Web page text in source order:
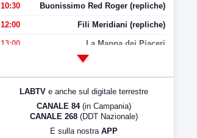
10:30 Buonissimo Red Roger (repliche)
12:00 Fili Meridiani (repliche)
13:00 La Mappa dei Piaceri
LabNews (Diretta)
LABTV e anche sul digitale terrestre
CANALE 84 (in Campania)
CANALE 268 (DDT Nazionale)
E sulla nostra APP